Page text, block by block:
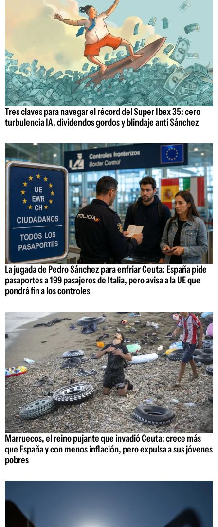
Tres claves para navegar el récord del Super Ibex 35: cero
turbulencia IA, dividendos gordos y blindaje anti Sánchez
La jugada de Pedro Sánchez para enfriar Ceuta: España pide
pasaportes a 199 pasajeros de Italia, pero avisa a la UE que
pondrá fin a los controles
Marruecos, el reino pujante que invadió Ceuta: crece más
que España y con menos inflación, pero expulsa a sus jóvenes
pobres